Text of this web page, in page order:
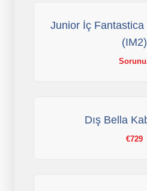
Junior İç
(IM2)
Dış Bella
€729